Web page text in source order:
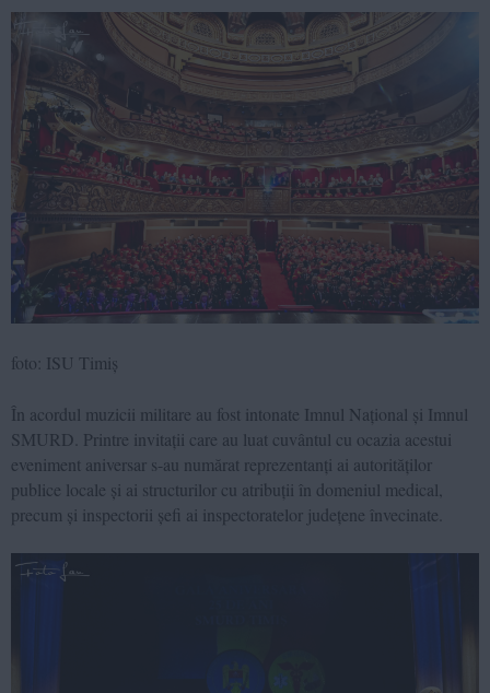
foto: ISU Timiș
În acordul muzicii militare au fost intonate Imnul Național și Imnul
SMURD. Printre invitații care au luat cuvântul cu ocazia acestui
eveniment aniversar s-au numărat reprezentanți ai autorităților
publice locale și ai structurilor cu atribuții în domeniul medical,
precum și inspectorii șefi ai inspectoratelor județene învecinate.